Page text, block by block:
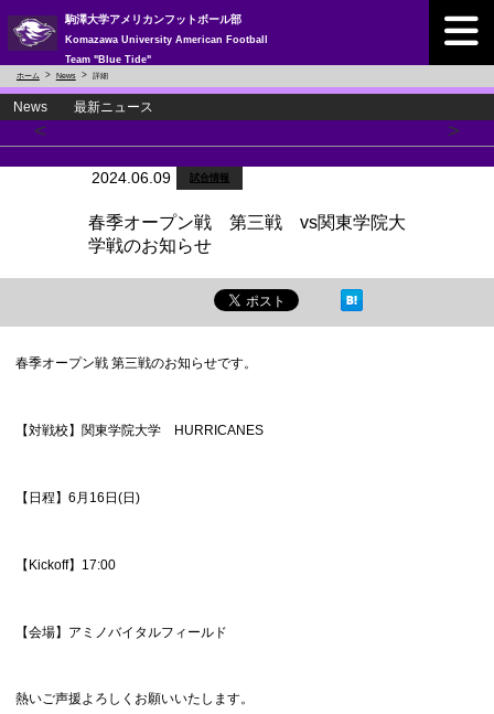
駒澤大学アメリカンフットボール部
Komazawa University American Football
Team "Blue Tide"
ホーム News 詳細
News 最新ニュース
< >
2024.06.09 試合情報
春季オープン戦 第三戦 vs関東学院大
学戦のお知らせ
春季オープン戦 第三戦のお知らせです。
【対戦校】関東学院大学 HURRICANES
【日程】6月16日(日)
【Kickoff】17:00
【会場】アミノバイタルフィールド
熱いご声援よろしくお願いいたします。